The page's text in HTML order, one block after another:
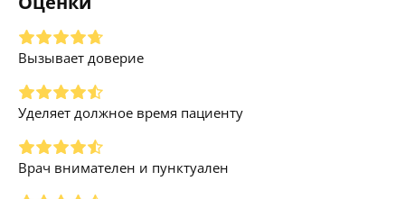
Вызывает доверие
Уделяет должное время пациенту
Врач внимателен и пунктуален